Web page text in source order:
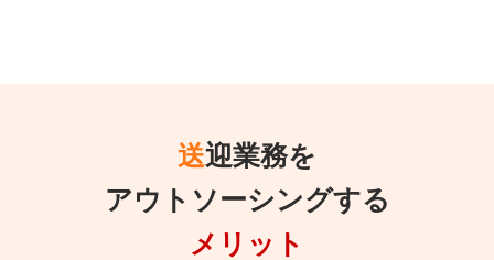
送迎業務を
アウトソーシングする
メリット